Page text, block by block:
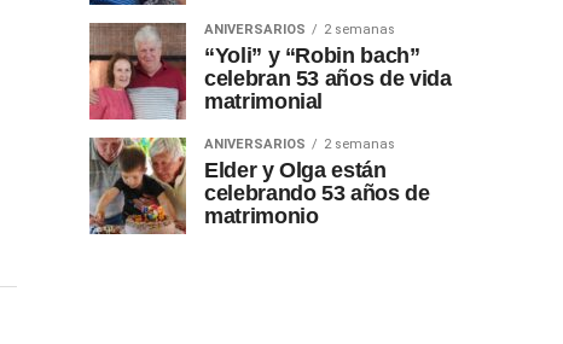
ANIVERSARIOS 2 semanas
“Yoli” y “Robin bach”
celebran 53 años de vida
matrimonial
ANIVERSARIOS 2 semanas
Elder y Olga están
celebrando 53 años de
matrimonio